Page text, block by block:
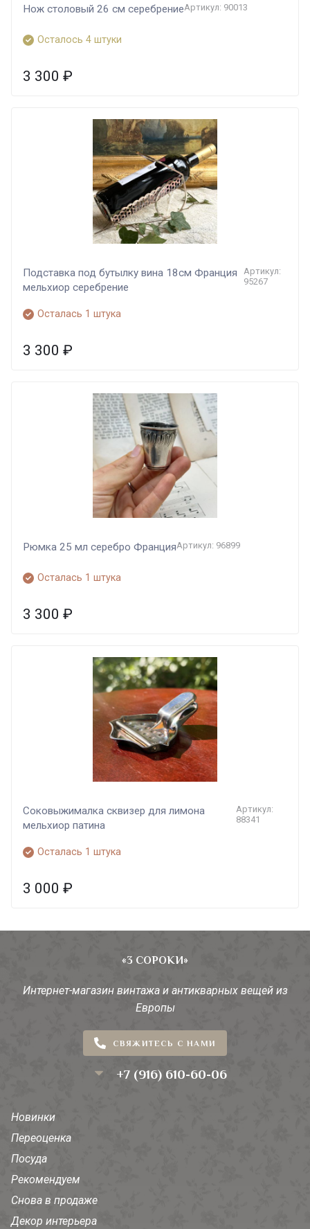
Нож столовый 26 см серебрениеАртикул: 90013
Осталось 4 штуки
3 300 ₽
Подставка под бутылку вина 18см Франция
мельхиор серебрение
Артикул:
95267
Осталась 1 штука
3 300 ₽
Рюмка 25 мл серебро ФранцияАртикул: 96899
Осталась 1 штука
3 300 ₽
Соковыжималка сквизер для лимона
мельхиор патина
Артикул:
88341
Осталась 1 штука
3 000 ₽
«3 СОРОКИ»
Интернет-магазин винтажа и антикварных вещей из
Европы
СВЯЖИТЕСЬ С НАМИ
+7 (916) 610-60-06
Новинки
Переоценка
Посуда
Рекомендуем
Снова в продаже
Декор интерьера